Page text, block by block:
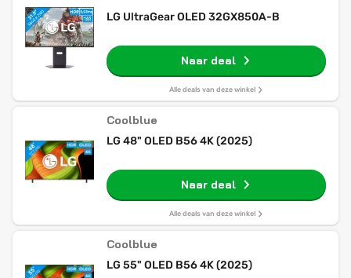
LG UltraGear OLED 32GX850A-B
Naar deal
Alle deals van deze winkel
Coolblue
LG 48" OLED B56 4K (2025)
Naar deal
Alle deals van deze winkel
Coolblue
LG 55" OLED B56 4K (2025)